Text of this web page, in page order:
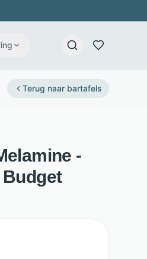
Terug naar bartafels
-